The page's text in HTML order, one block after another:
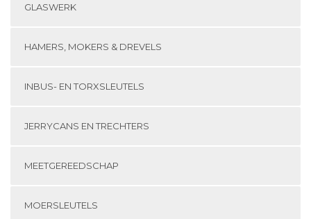
GLASWERK
HAMERS, MOKERS & DREVELS
INBUS- EN TORXSLEUTELS
JERRYCANS EN TRECHTERS
MEETGEREEDSCHAP
MOERSLEUTELS